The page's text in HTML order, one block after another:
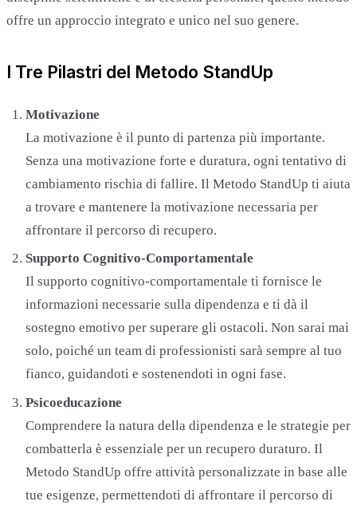
offre un approccio integrato e unico nel suo genere.
I Tre Pilastri del Metodo StandUp
Motivazione
La motivazione è il punto di partenza più importante.
Senza una motivazione forte e duratura, ogni tentativo di
cambiamento rischia di fallire. Il Metodo StandUp ti aiuta
a trovare e mantenere la motivazione necessaria per
affrontare il percorso di recupero.
Supporto Cognitivo-Comportamentale
Il supporto cognitivo-comportamentale ti fornisce le
informazioni necessarie sulla dipendenza e ti dà il
sostegno emotivo per superare gli ostacoli. Non sarai mai
solo, poiché un team di professionisti sarà sempre al tuo
fianco, guidandoti e sostenendoti in ogni fase.
Psicoeducazione
Comprendere la natura della dipendenza e le strategie per
combatterla è essenziale per un recupero duraturo. Il
Metodo StandUp offre attività personalizzate in base alle
tue esigenze, permettendoti di affrontare il percorso di